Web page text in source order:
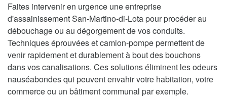
Faites intervenir en urgence une entreprise
d'assainissement San-Martino-di-Lota pour procéder au
débouchage ou au dégorgement de vos conduits.
Techniques éprouvées et camion-pompe permettent de
venir rapidement et durablement à bout des bouchons
dans vos canalisations. Ces solutions éliminent les odeurs
nauséabondes qui peuvent envahir votre habitation, votre
commerce ou un bâtiment communal par exemple.